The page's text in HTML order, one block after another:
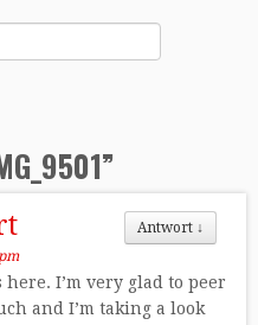
”
Antwort ↓
I’m very glad to peer
and I’m taking a look